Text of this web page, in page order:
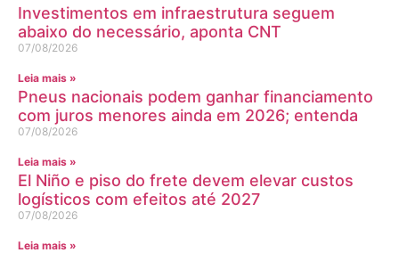
Investimentos em infraestrutura seguem
abaixo do necessário, aponta CNT
07/08/2026
Leia mais »
Pneus nacionais podem ganhar financiamento
com juros menores ainda em 2026; entenda
07/08/2026
Leia mais »
El Niño e piso do frete devem elevar custos
logísticos com efeitos até 2027
07/08/2026
Leia mais »